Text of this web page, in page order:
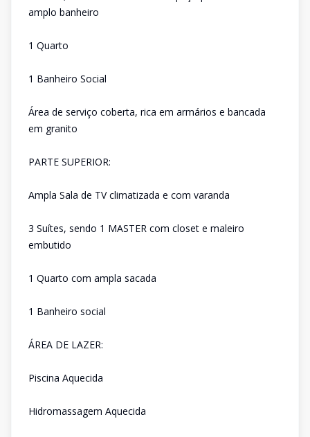
amplo banheiro
1 Quarto
1 Banheiro Social
Área de serviço coberta, rica em armários e bancada
em granito
PARTE SUPERIOR:
Ampla Sala de TV climatizada e com varanda
3 Suítes, sendo 1 MASTER com closet e maleiro
embutido
1 Quarto com ampla sacada
1 Banheiro social
ÁREA DE LAZER:
Piscina Aquecida
Hidromassagem Aquecida